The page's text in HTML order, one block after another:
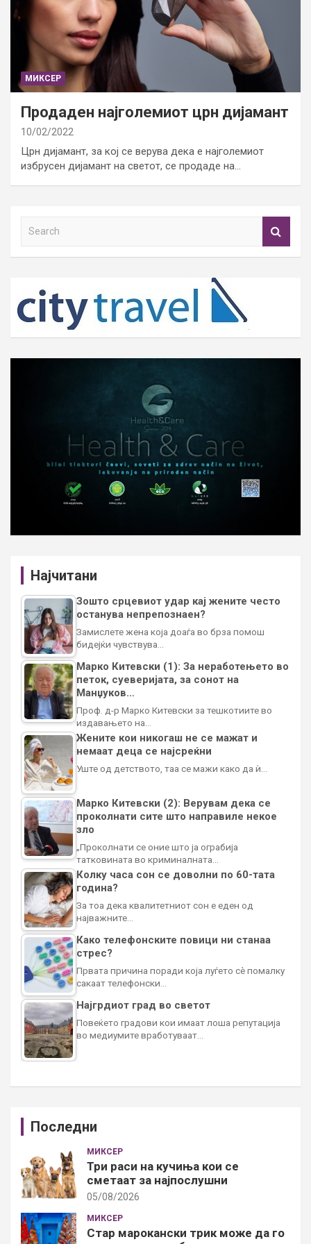
МИКСЕР
Продаден најголемиот црн дијамант
10/02/2022
Црн дијамант, за кој се верува дека е најголемиот
избрусен дијамант на светот, се продаде на…
h
Најчитани
Зошто срцевиот удар кај жените често
останува непрепознаен?
Замислете жена која доаѓа во брза помош
бидејќи чувствува…
Марко Китевски (1): За неработењето во
петок, суеверијата, за сонот на
Манџуков…
Проф. д-р Марко Китевски за тешкотиите во
издавањето на…
Жените кои никогаш не се мажат и
немаат деца се најсреќни
Уште од детството, таа се мажи како да ѝ…
Марко Китевски (2): Верувам дека се
проколнати сите што направиле некое
зло
„Проколнати се оние што ја ограбија
татковината во криминалната…
Колку часа сон се доволни по 60-тата
година?
За тоа дека квалитетниот сон е еден од
најважните…
Како телефонските повици ни станаа
стрес?
Првата причина поради која луѓето сè помалку
сакаат телефонски…
Најгрдиот град во светот
Повеќето градови кои имаат лоша репутација
во медиумите вработуваат…
Последни
МИКСЕР
Три раси на кучиња кои се
сметаат за најпослушни
05/08/2026
МИКСЕР
Стар марокански трик може да го